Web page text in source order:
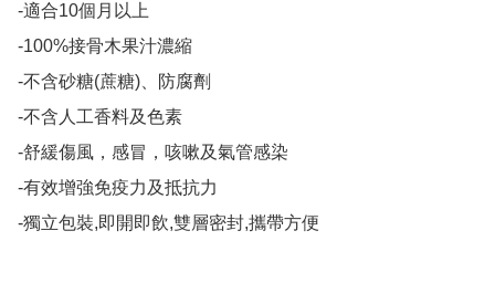
-適合10個月以上
-100%接骨木果汁濃縮
-不含砂糖(蔗糖)、防腐劑
-不含人工香料及色素
-舒緩傷風，感冒，咳嗽及氣管感染
-有效增強免疫力及抵抗力
-獨立包裝,即開即飲,雙層密封,攜帶方便